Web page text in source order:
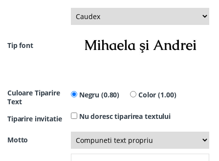
Tip font
Culoare Tiparire
Text
Negru (0.80) Color (1.00)
Tiparire invitatie Nu doresc tiparirea textului
Motto